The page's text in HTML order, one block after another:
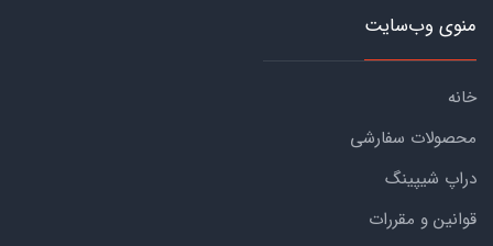
منوی وب‌سایت
خانه
محصولات سفارشی
دراپ شیپینگ
قوانین و مقررات